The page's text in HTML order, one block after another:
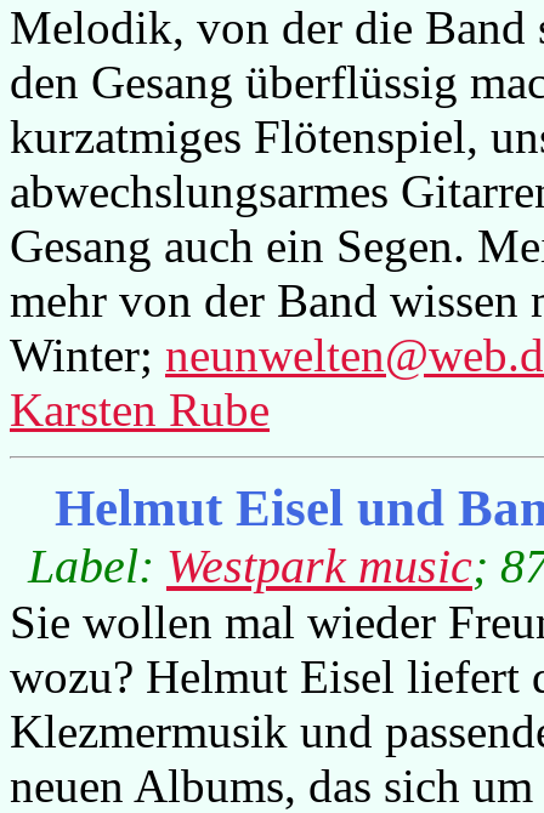
Melodik, von der die Band
den Gesang überflüssig
kurzatmiges Flötenspiel,
abwechslungsarmes
Gesang auch ein Segen.
mehr von der Band
Winter;
Karsten Rube
Helmut Eisel und
Label: Westpark music;
Sie wollen mal wieder
wozu? Helmut Eisel liefert
Klezmermusik und
neuen Albums, das sich